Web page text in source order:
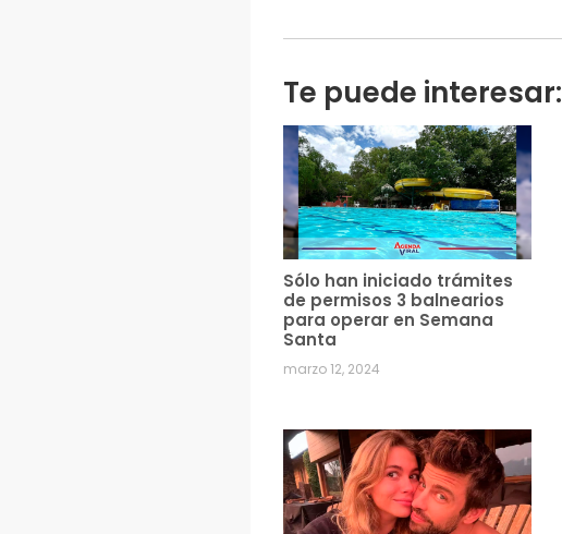
Te puede interesar:
Sólo han iniciado trámites
de permisos 3 balnearios
para operar en Semana
Santa
marzo 12, 2024